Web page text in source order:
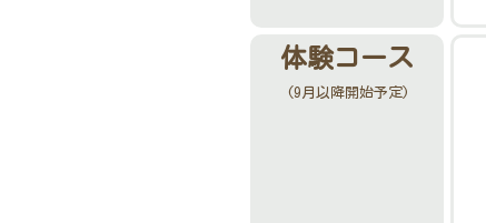
体験コース
(9月以降開始予定)